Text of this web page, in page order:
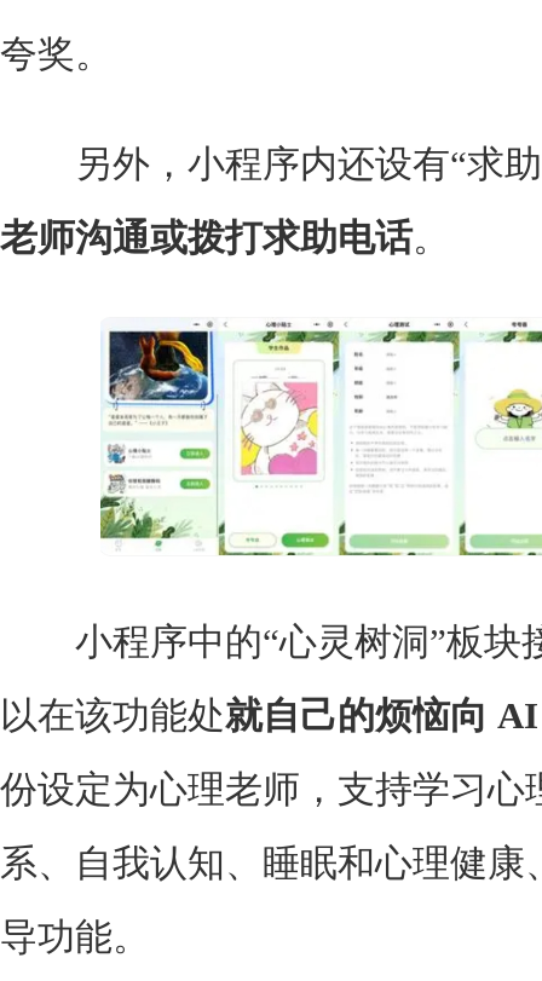
夸奖。
另外，小程序内还设有“求助
老师沟通或拨打求助电话。
小程序中的“心灵树洞”板块
以在该功能处就自己的烦恼向
份设定为心理老师，支持学习心
系、自我认知、睡眠和心理健
导功能。